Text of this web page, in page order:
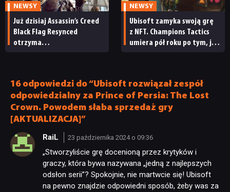
NEWSY
Już dzisiaj Assassin’s Creed
Black Flag Resynced
otrzyma
zmian i poprawek
NEWSY
Ubisoft zamyka swoją grę
z NFT. Champions Tactics
umiera pół roku po tym, jak
16 odpowiedzi do “Ubisoft rozwiązał zespół
odpowiedzialny za Prince of Persia: The Lost
Crown. Powodem słaba sprzedaż gry
[AKTUALIZACJA]”
RaiL 23 października 2024 o 09:36
„Stworzyliście grę docenioną przez krytyków i
graczy, która bywa nazywana „jedną z najlepszych
odsłon serii”? Spokojnie, nie martwcie się! Ubisoft
na pewno znajdzie odpowiedni sposób, żeby was za